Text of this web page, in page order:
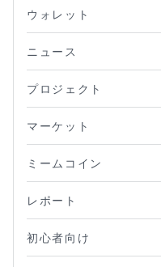
ウォレット
ニュース
プロジェクト
マーケット
ミームコイン
レポート
初心者向け